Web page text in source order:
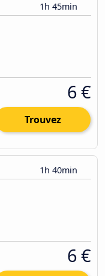
1h 45min
6 €
Trouvez
1h 40min
6 €